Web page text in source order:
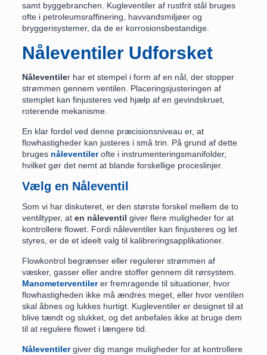
samt byggebranchen. Kugleventiler af rustfrit stål bruges
ofte i petroleumsraffinering, havvandsmiljøer og
bryggerisystemer, da de er korrosionsbestandige.
Nåleventiler Udforsket
Nåleventiler har et stempel i form af en nål, der stopper
strømmen gennem ventilen. Placeringsjusteringen af
stemplet kan finjusteres ved hjælp af en gevindskruet,
roterende mekanisme.
En klar fordel ved denne præcisionsniveau er, at
flowhastigheder kan justeres i små trin. På grund af dette
bruges nåleventilerofte i instrumenteringsmanifolder,
hvilket gør det nemt at blande forskellige proceslinjer.
Vælg en Nåleventil
Som vi har diskuteret, er den største forskel mellem de to
ventiltyper, at en nåleventil giver flere muligheder for at
kontrollere flowet. Fordi nåleventiler kan finjusteres og let
styres, er de et ideelt valg til kalibreringsapplikationer.
Flowkontrol begrænser eller regulerer strømmen af
væsker, gasser eller andre stoffer gennem dit rørsystem.
Manometerventilerer fremragende til situationer, hvor
flowhastigheden ikke må ændres meget, eller hvor ventilen
skal åbnes og lukkes hurtigt. Kugleventiler er designet til at
blive tændt og slukket, og det anbefales ikke at bruge dem
til at regulere flowet i længere tid.
Nåleventilergiver dig mange muligheder for at kontrollere